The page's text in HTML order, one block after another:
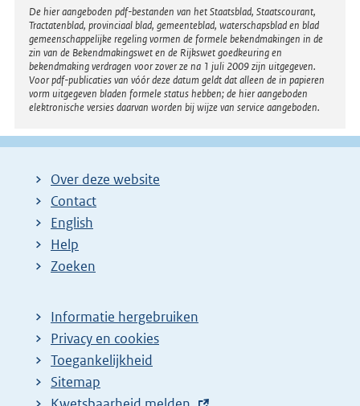
Disclaimer
De hier aangeboden pdf-bestanden van het Staatsblad, Staatscourant,
Tractatenblad, provinciaal blad, gemeenteblad, waterschapsblad en blad
gemeenschappelijke regeling vormen de formele bekendmakingen in de
zin van de Bekendmakingswet en de Rijkswet goedkeuring en
bekendmaking verdragen voor zover ze na 1 juli 2009 zijn uitgegeven.
Voor pdf-publicaties van vóór deze datum geldt dat alleen de in papieren
vorm uitgegeven bladen formele status hebben; de hier aangeboden
elektronische versies daarvan worden bij wijze van service aangeboden.
Over deze website
Contact
English
Help
Zoeken
Informatie hergebruiken
Privacy en cookies
Toegankelijkheid
Sitemap